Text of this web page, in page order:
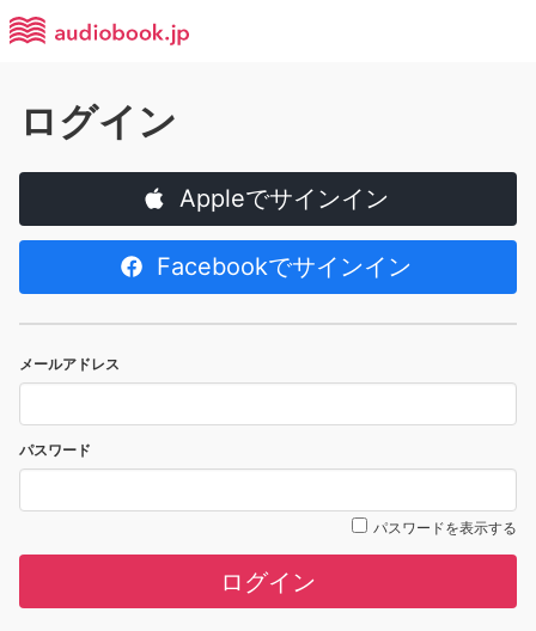
ログイン
Appleでサインイン
Facebookでサインイン
メールアドレス
パスワード
パスワードを表示する
ログイン